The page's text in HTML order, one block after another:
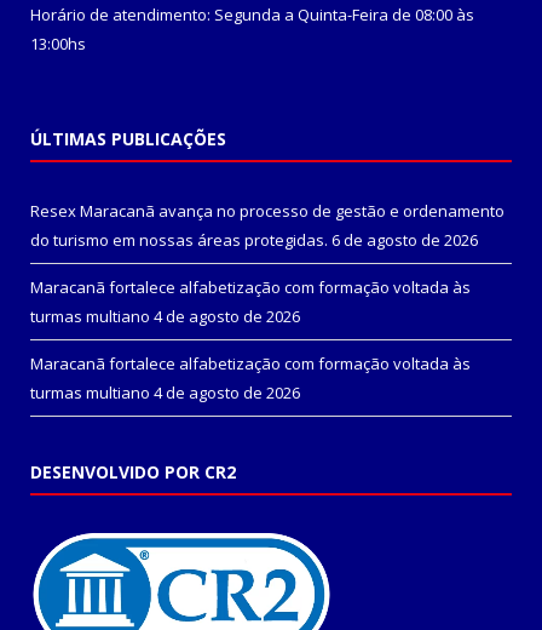
Horário de atendimento: Segunda a Quinta-Feira de 08:00 às
13:00hs
ÚLTIMAS PUBLICAÇÕES
Resex Maracanã avança no processo de gestão e ordenamento
do turismo em nossas áreas protegidas. 6 de agosto de 2026
Maracanã fortalece alfabetização com formação voltada às
turmas multiano 4 de agosto de 2026
Maracanã fortalece alfabetização com formação voltada às
turmas multiano 4 de agosto de 2026
DESENVOLVIDO POR CR2